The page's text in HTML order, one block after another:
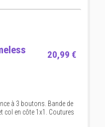
20,99 €
à 3 boutons. Bande de
col en côte 1x1. Coutures